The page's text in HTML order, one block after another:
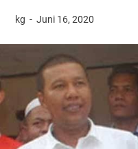
kg Juni 16, 2020